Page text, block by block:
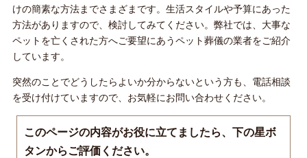
けの簡素な方法までさまざまです。生活スタイルや予算にあった
方法がありますので、検討してみてください。弊社では、大事な
ペットを亡くされた方へご要望にあうペット葬儀の業者をご紹介
しています。
突然のことでどうしたらよいか分からないという方も、電話相談
を受け付けていますので、お気軽にお問い合わせください。
このページの内容がお役に立てましたら、下の星ボ
タンからご評価ください。